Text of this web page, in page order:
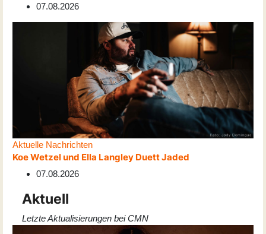
07.08.2026
Aktuelle Nachrichten
Koe Wetzel und Ella Langley Duett Jaded
07.08.2026
Aktuell
Letzte Aktualisierungen bei CMN